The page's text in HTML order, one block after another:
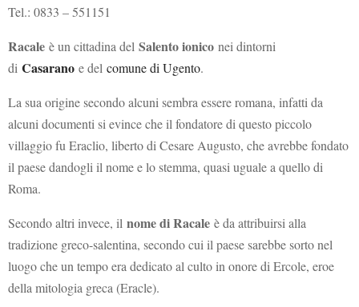
Tel.: 0833 – 551151
Racale è un cittadina del Salento ionico nei dintorni
di Casarano e del comune di Ugento.
La sua origine secondo alcuni sembra essere romana, infatti da
alcuni documenti si evince che il fondatore di questo piccolo
villaggio fu Eraclio, liberto di Cesare Augusto, che avrebbe fondato
il paese dandogli il nome e lo stemma, quasi uguale a quello di
Roma.
Secondo altri invece, il nome di Racale è da attribuirsi alla
tradizione greco-salentina, secondo cui il paese sarebbe sorto nel
luogo che un tempo era dedicato al culto in onore di Ercole, eroe
della mitologia greca (Eracle).